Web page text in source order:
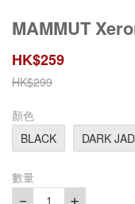
MAMMUT
HK$259
HK$299
顏色
BLACK
DARK
數量
－ 1 ＋